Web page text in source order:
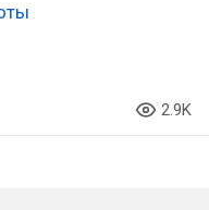
2.9K